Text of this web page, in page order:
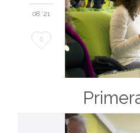
08 '21
Love
0